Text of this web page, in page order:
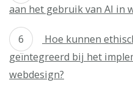
aan het gebruik van AI in
Hoe kunnen
geïntegreerd bij het
webdesign?